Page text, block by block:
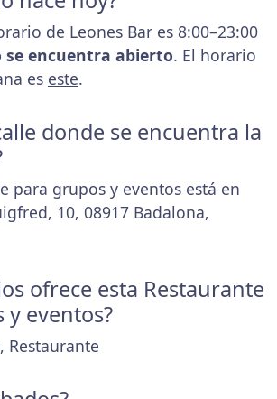
de Leones Bar es 8:00–23:00
se encuentra abierto. El horario
es este.
donde se encuentra la
para grupos y eventos está en
10, 08917 Badalona,
ofrece esta Restaurante
y eventos?
Restaurante